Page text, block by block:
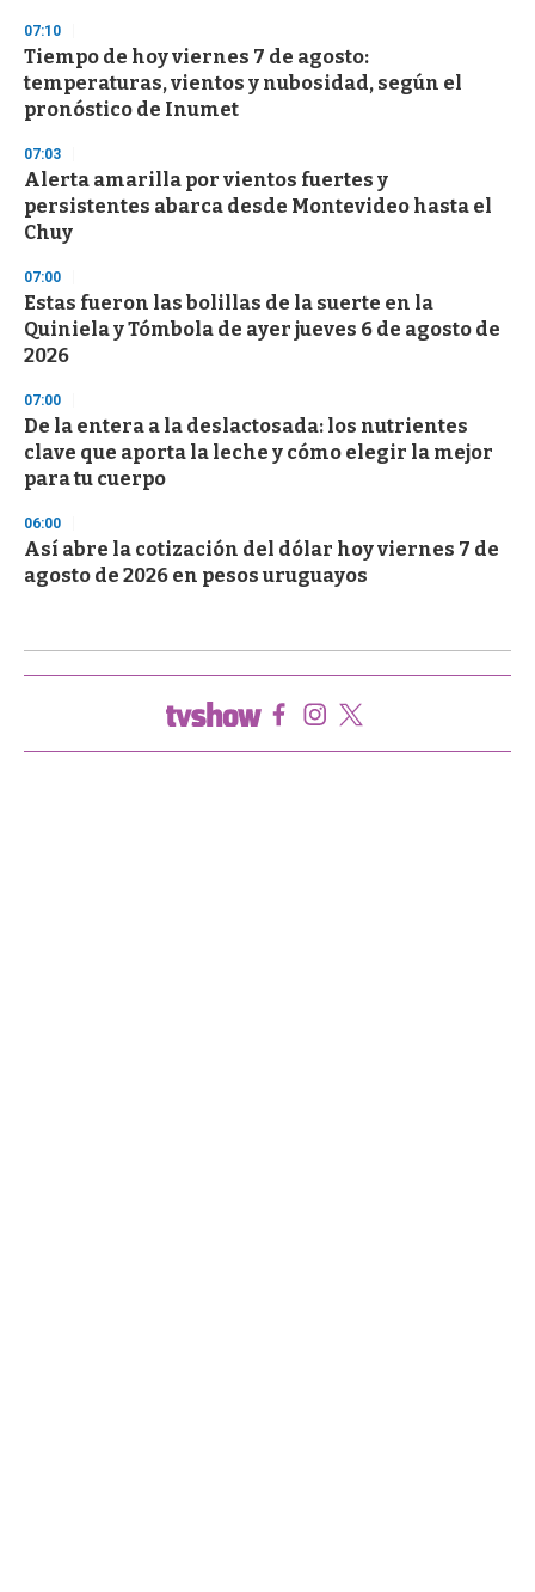
07:10
Tiempo de hoy viernes 7 de agosto:
temperaturas, vientos y nubosidad, según el
pronóstico de Inumet
07:03
Alerta amarilla por vientos fuertes y
persistentes abarca desde Montevideo hasta el
Chuy
07:00
Estas fueron las bolillas de la suerte en la
Quiniela y Tómbola de ayer jueves 6 de agosto de
2026
07:00
De la entera a la deslactosada: los nutrientes
clave que aporta la leche y cómo elegir la mejor
para tu cuerpo
06:00
Así abre la cotización del dólar hoy viernes 7 de
agosto de 2026 en pesos uruguayos